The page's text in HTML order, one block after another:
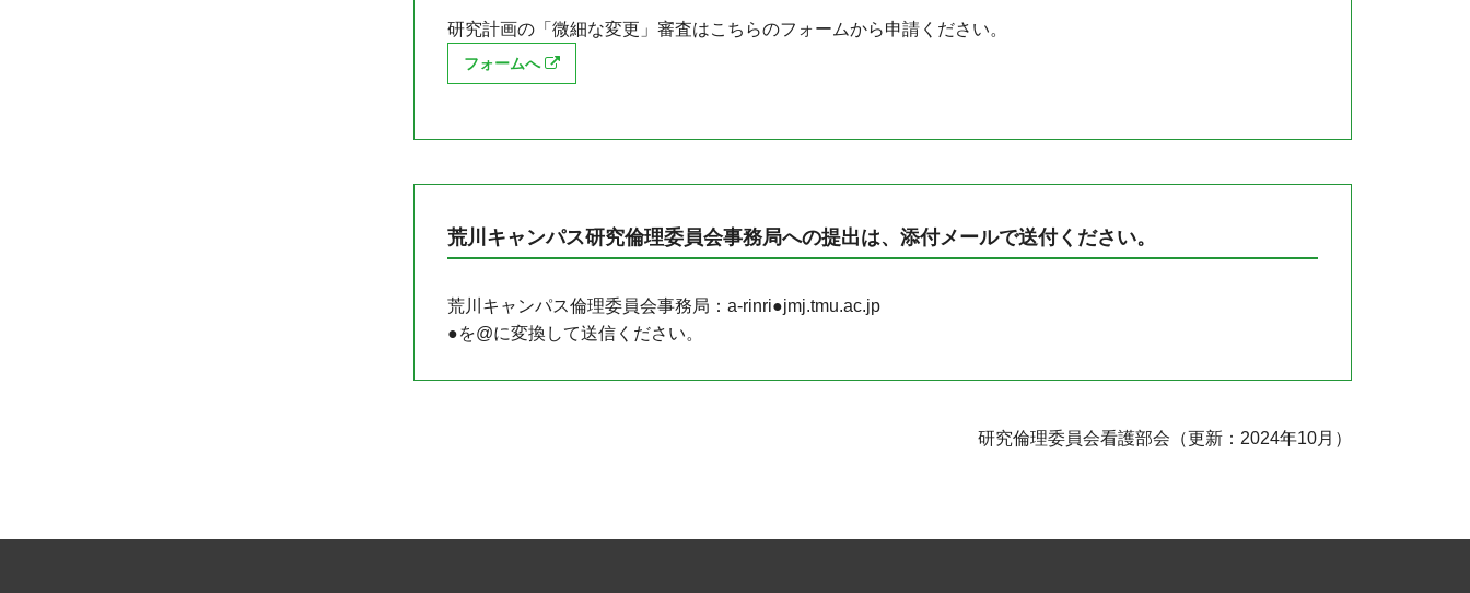
研究計画の「微細な変更」審査はこちらのフォームから申請ください。
フォームへ
荒川キャンパス研究倫理委員会事務局への提出は、添付メールで送付ください。
荒川キャンパス倫理委員会事務局：a-rinri●jmj.tmu.ac.jp
●を@に変換して送信ください。
研究倫理委員会看護部会（更新：2024年10月）